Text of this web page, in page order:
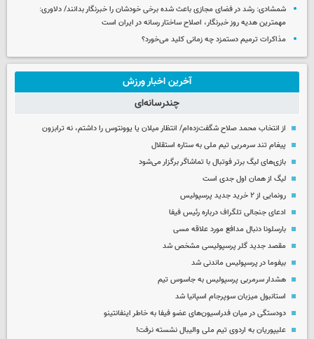
شمشادی: رشد در فضای مجازی باعث شده برخی خودشان را خبرنگار بدانند/ دلاوری:
مهمترین هدیه‌ روز خبرنگار، اصلاح ساختار رسانه در ایران است
مذاکرات ترمیم دستمزد چه زمانی کلید می‌خورد؟
آخرین اخبار ورزش
چندرسانه‌ای
از انتخاب محمد صلاح شگفت‌زده‌ام/ انتظار میلان یا یوونتوس را داشتم، نه ترابزون
پیغام تند سرمربی تیم ملی به ستاره استقلال
بازی‌های لیگ برتر فوتبال با تماشاگر برگزار می‌شود
لیگ از همان اول جدی است
رونمایی از ۲ خرید جدید پرسپولیس
ادعای جنجالی تلگراف درباره رئیس فیفا
بارسلونا دنبال مدافع مورد علاقه مسی
مقصد جدید گلر پرسپولیسی مشخص شد
بیفوما در پرسپولیس ماندنی شد
هشدار سرمربی پرسپولیس به جاسوس تیم
استانبول میزبان سوپرجام اسپانیا شد
دودستگی در میان فدراسیون‌های عضو فیفا به خاطر اینفانتینو
علیپوریان به اردوی تیم ملی والیبال نشسته نرفت!